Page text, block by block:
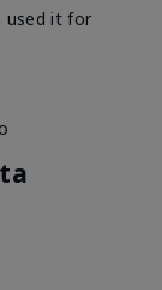
used it for